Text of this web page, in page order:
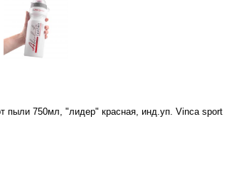
пыли 750мл, "лидер" красная, инд.уп. Vinca sport